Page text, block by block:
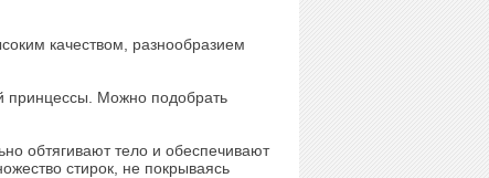
качеством, разнообразием
принцессы. Можно подобрать
обтягивают тело и обеспечивают
стирок, не покрываясь